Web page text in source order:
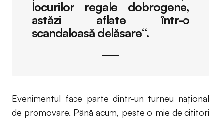
locurilor regale dobrogene,
astăzi aflate într-o
scandaloasă delăsare“.
Evenimentul face parte dintr-un turneu național
de promovare. Până acum, peste o mie de cititori